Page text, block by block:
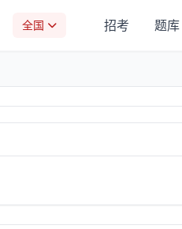
全国 招考 题库